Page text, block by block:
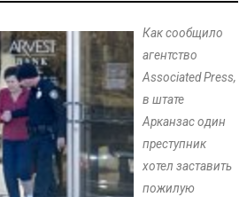
Как сообщило
агентство
Associated Press,
в штате
Арканзас один
преступник
хотел заставить
пожилую